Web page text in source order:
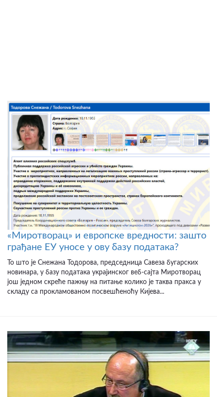
«Миротворац» и европске вредности: зашто
грађане ЕУ уносе у ову базу података?
То што је Снежана Тодорова, председница Савеза бугарских
новинара, у базу података украјинског веб-сајта Миротворац
још једном скреће пажњу на питање колико је таква пракса у
складу са прокламованом посвешћеноћу Кијева...